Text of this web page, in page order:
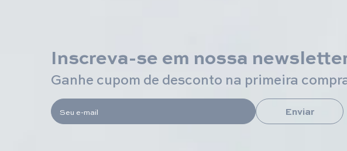
Inscreva-se em nossa
Ganhe cupom de desconto na primeira
Seu e-mail Enviar